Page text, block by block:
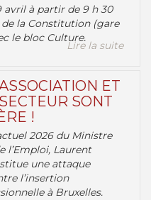
avril à partir de 9 h 30
de la Constitution (gare
le bloc Culture.
Lire la suite
ET
SONT
!
2026 du Ministre
l’Emploi, Laurent
une attaque
l’insertion
à Bruxelles.